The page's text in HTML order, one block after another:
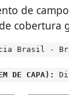
de
cobertura
Brasil -
DE CAPA):